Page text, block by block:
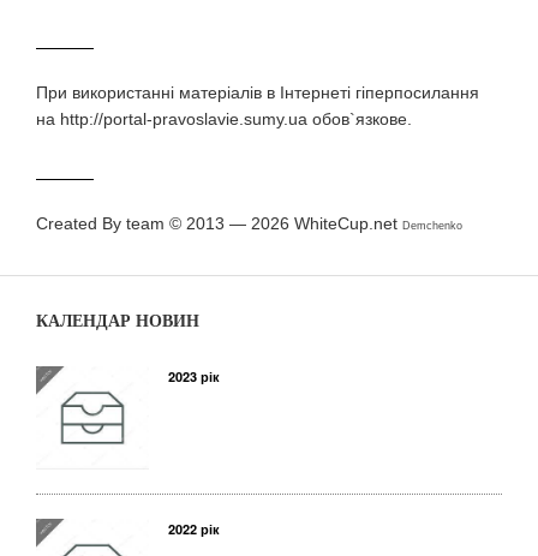
При використаннi матерiалiв в Iнтернетi гiперпосилання
на http://portal-pravoslavie.sumy.ua обов`язкове.
Created By team © 2013 — 2026 WhiteCup.net Demchenko
КАЛЕНДАР НОВИН
2023 рік
2022 рік